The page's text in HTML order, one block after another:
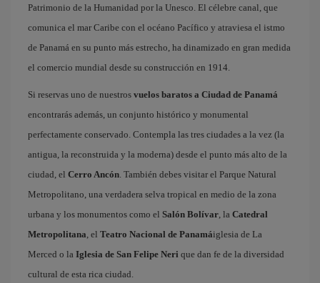
Patrimonio de la Humanidad por la Unesco. El célebre canal, que
comunica el mar Caribe con el océano Pacífico y atraviesa el istmo
de Panamá en su punto más estrecho, ha dinamizado en gran medida
el comercio mundial desde su construcción en 1914.
Si reservas uno de nuestros vuelos baratos a Ciudad de Panam
encontrarás además, un conjunto histórico y monumental
perfectamente conservado. Contempla las tres ciudades a la vez (la
antigua, la reconstruida y la moderna) desde el punto más alto de la
ciudad, el Cerro Ancón . También debes visitar el Parque Natural
Metropolitano, una verdadera selva tropical en medio de la zona
urbana y los monumentos como el Salón Bolívar , la Catedral
Metropolitana , el Teatro Nacional de Panamiglesia de La
Merced o la Iglesia de San Felipe Neri que dan fe de la diversidad
cultural de esta rica ciudad.